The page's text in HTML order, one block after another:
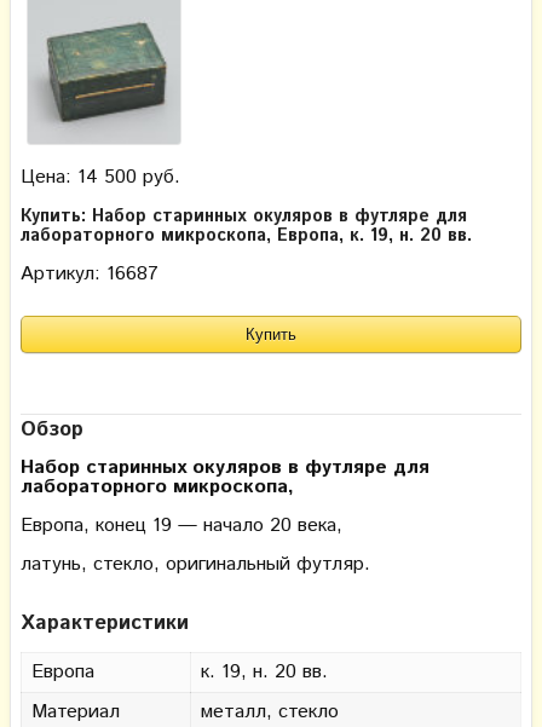
Цена: 14 500 руб.
Купить: Набор старинных окуляров в футляре для
лабораторного микроскопа, Европа, к. 19, н. 20 вв.
Артикул: 16687
Обзор
Набор старинных окуляров в футляре для
лабораторного микроскопа,
Европа, конец 19 — начало 20 века,
латунь, стекло, оригинальный футляр.
Характеристики
Европа
к. 19, н. 20 вв.
Материал
металл, стекло